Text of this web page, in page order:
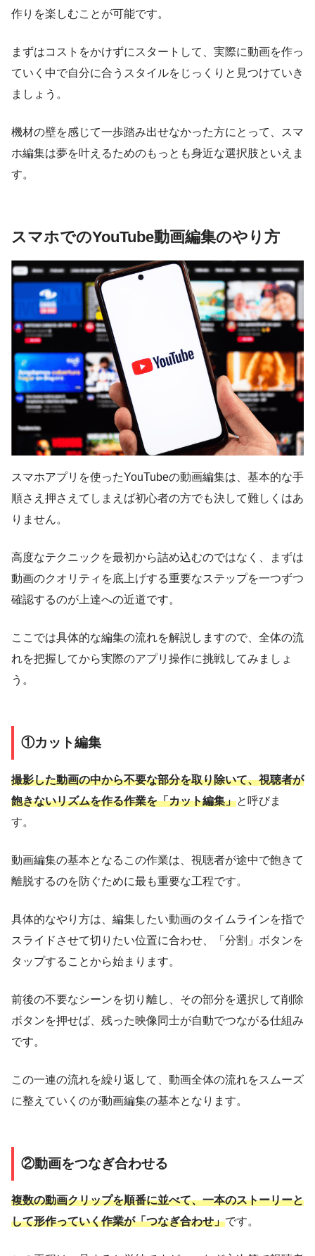
作りを楽しむことが可能です。
まずはコストをかけずにスタートして、実際に動画を作っ
ていく中で自分に合うスタイルをじっくりと見つけていき
ましょう。
機材の壁を感じて一歩踏み出せなかった方にとって、スマ
ホ編集は夢を叶えるためのもっとも身近な選択肢といえま
す。
スマホでのYouTube動画編集のやり方
スマホアプリを使ったYouTubeの動画編集は、基本的な手
順さえ押さえてしまえば初心者の方でも決して難しくはあ
りません。
高度なテクニックを最初から詰め込むのではなく、まずは
動画のクオリティを底上げする重要なステップを一つずつ
確認するのが上達への近道です。
ここでは具体的な編集の流れを解説しますので、全体の流
れを把握してから実際のアプリ操作に挑戦してみましょ
う。
①カット編集
撮影した動画の中から不要な部分を取り除いて、視聴者が
飽きないリズムを作る作業を「カット編集」と呼びま
す。
動画編集の基本となるこの作業は、視聴者が途中で飽きて
離脱するのを防ぐために最も重要な工程です。
具体的なやり方は、編集したい動画のタイムラインを指で
スライドさせて切りたい位置に合わせ、「分割」ボタンを
タップすることから始まります。
前後の不要なシーンを切り離し、その部分を選択して削除
ボタンを押せば、残った映像同士が自動でつながる仕組み
です。
この一連の流れを繰り返して、動画全体の流れをスムーズ
に整えていくのが動画編集の基本となります。
②動画をつなぎ合わせる
複数の動画クリップを順番に並べて、一本のストーリーと
して形作っていく作業が「つなぎ合わせ」です。